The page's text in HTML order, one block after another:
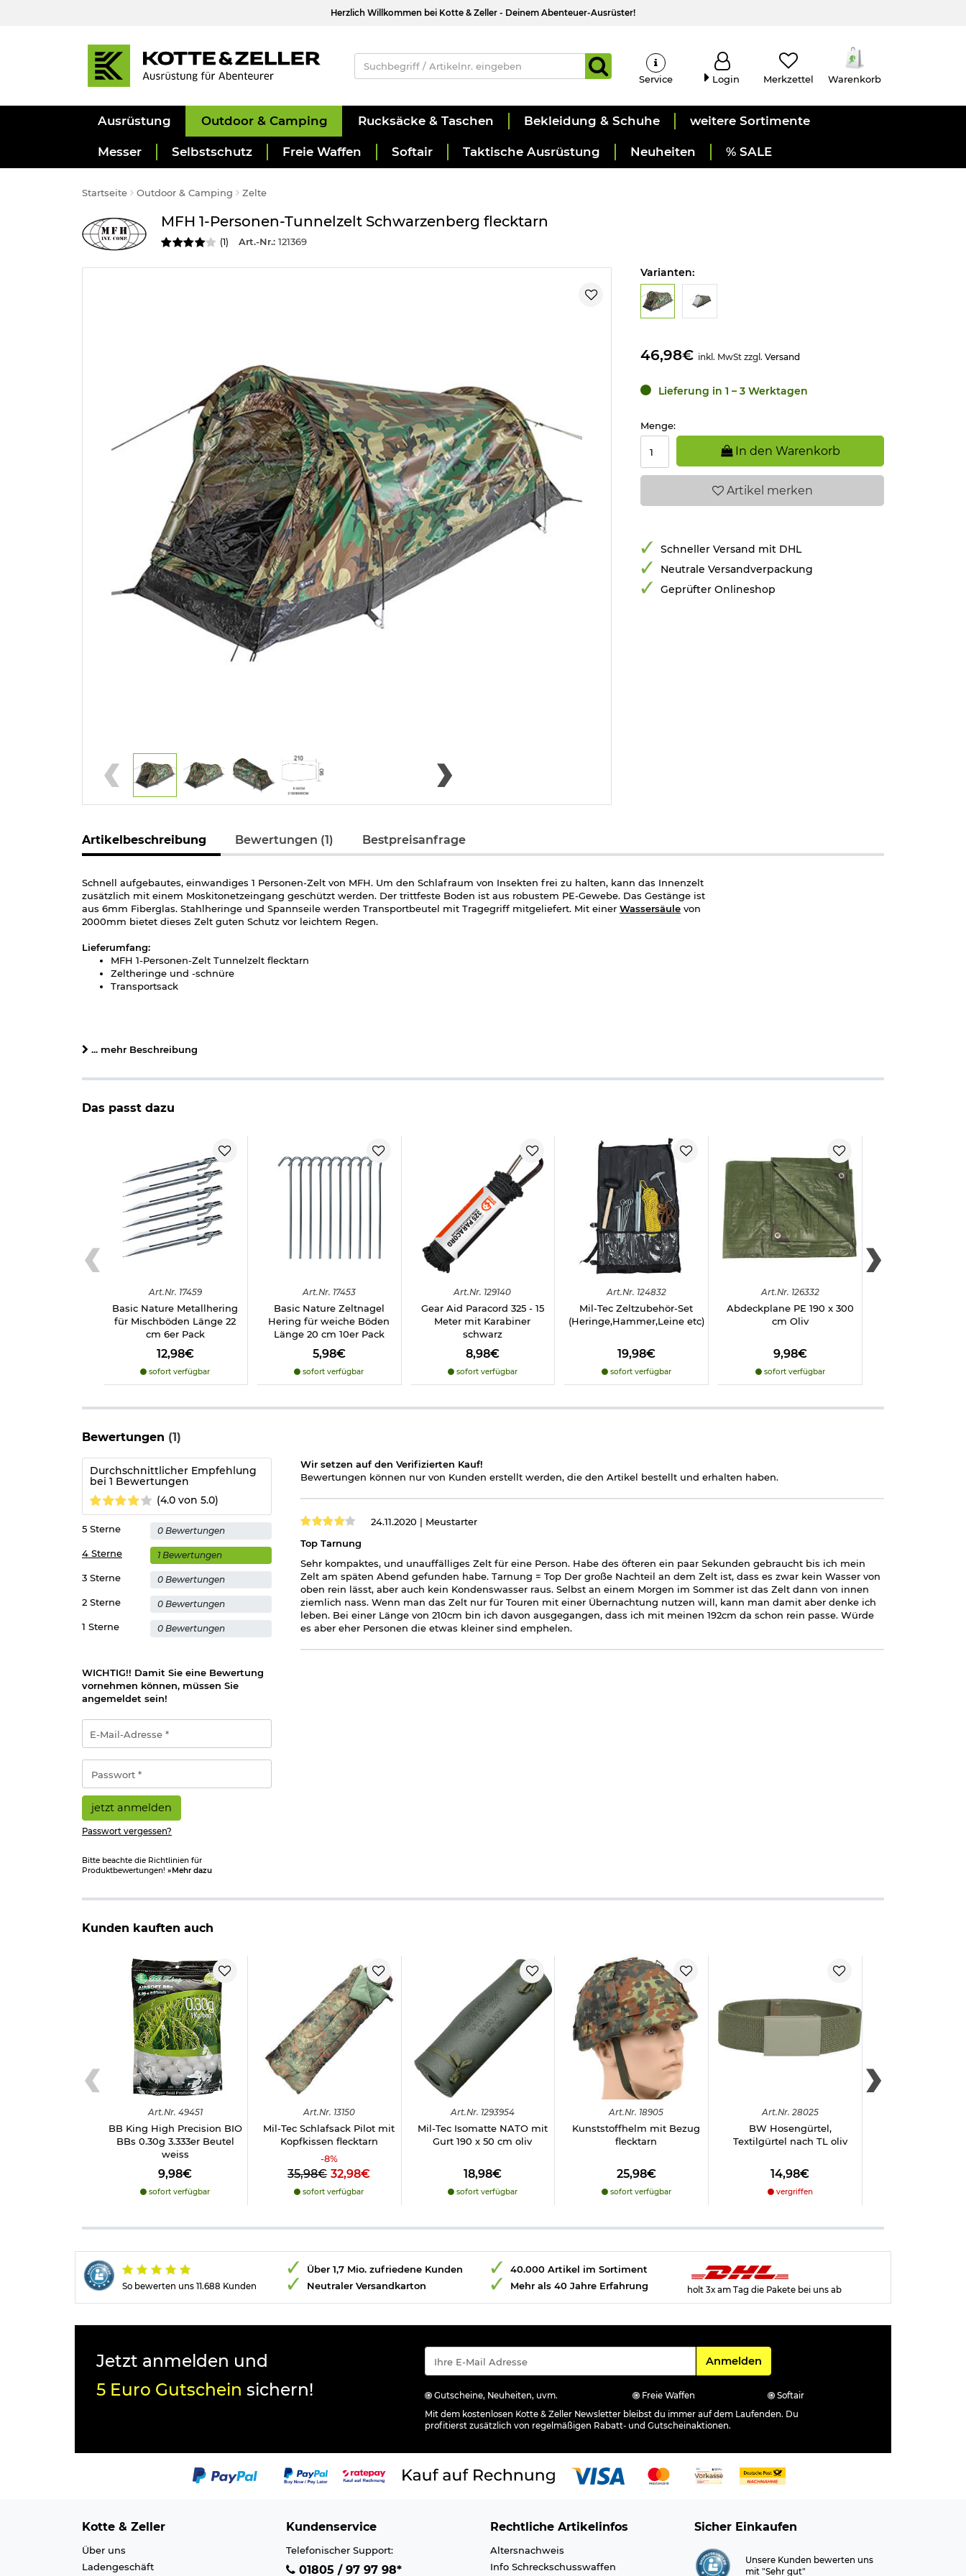
Herzlich Willkommen bei Kotte & Zeller - Deinem Abenteuer-Ausrüster!
Service Login Merkzettel Warenkorb
Ausrüstung Outdoor & Camping Rucksäcke & Taschen Bekleidung & Schuhe weitere Sortimente
Messer Selbstschutz Freie Waffen Softair Taktische Ausrüstung Neuheiten % SALE
Startseite Outdoor & Camping Zelte
MFH 1-Personen-Tunnelzelt Schwarzenberg flecktarn
(1 ) Art.-Nr.:121369
Varianten:
46,98€ inkl. MwSt zzgl.Versand
Lieferung in 1 – 3 Werktagen
Menge:
In den Warenkorb
Artikel merken
Schneller Versand mit DHL
Neutrale Versandverpackung
Geprüfter Onlineshop
Artikelbeschreibung Bewertungen (1) Bestpreisanfrage
Schnell aufgebautes, einwandiges 1 Personen-Zelt von MFH. Um den Schlafraum von Insekten frei zu halten, kann das Innenzelt
zusätzlich mit einem Moskitonetzeingang geschützt werden. Der trittfeste Boden ist aus robustem PE-Gewebe. Das Gestänge ist
aus 6mm Fiberglas. Stahlheringe und Spannseile werden Transportbeutel mit Tragegriff mitgeliefert. Mit einer Wassersäule von
2000mm bietet dieses Zelt guten Schutz vor leichtem Regen.
Lieferumfang:
MFH 1-Personen-Zelt Tunnelzelt flecktarn
Zeltheringe und -schnüre
Transportsack
für 1 Person
Räume: 1 Schlaf- / Wohnraum
kompaktes und leichtes 1 Personen-Zelt
Wassersäule: 2000 mm
Maße: ca-.210 x 90 x 90 cm (LxBxH)
Material Boden: 100% Polyethylen
Material Zelt: 100% Polyester (210D PU-beschichtet)
Farbe: flecktarn
Marke: MFH
Maßangaben:
Maße: 210 x 90 x 90 cm
Packmaß: 60 x 9 x 9 cm
Gewicht: 1300 g
Außenzelt Wassersäule: 2000 mm
Zeltboden Material: trittfestes, robustes PU-Gewebe
INFO Wassersäule:Wassersäule ist das Maß für Wasserdichte mit der Einheit mm. Sie entspricht der Wasserhöhe, die theoretisch
das Material, doch desto mehr Kondenswasser entsteht auch im Zeltinneren. Im Laufe eines Zeltlebens, verändert sich dieser Wert
natürlich.
Herstellerinformationen
... mehr Beschreibung
Das passt dazu
Art.Nr. 17459
Basic Nature Metallhering
für Mischböden Länge 22
cm 6er Pack
12,98€
sofort verfügbar
Art.Nr. 17453
Basic Nature Zeltnagel
Hering für weiche Böden
Länge 20 cm 10er Pack
5,98€
sofort verfügbar
Art.Nr. 129140
Gear Aid Paracord 325 - 15
Meter mit Karabiner
schwarz
8,98€
sofort verfügbar
Art.Nr. 124832
Mil-Tec Zeltzubehör-Set
(Heringe,Hammer,Leine etc)
19,98€
sofort verfügbar
Art.Nr. 126332
Abdeckplane PE 190 x 300
cm Oliv
9,98€
sofort verfügbar
Bewertungen (1)
Durchschnittlicher Empfehlung
bei 1 Bewertungen
(4.0 von 5.0)
1 Sterne 0 Bewertungen
2 Sterne 0 Bewertungen
3 Sterne 0 Bewertungen
4 Sterne 1 Bewertungen
5 Sterne 0 Bewertungen
WICHTIG!! Damit Sie eine Bewertung
vornehmen können, müssen Sie
angemeldet sein!
Mail-
Adresse
*
jetzt anmelden
Passwort vergessen?
Bitte beachte die Richtlinien für
Produktbewertungen! »Mehr dazu
Wir setzen auf den Verifizierten Kauf!
Bewertungen können nur von Kunden erstellt werden, die den Artikel bestellt und erhalten haben.
24.11.2020 | Meustarter
Top Tarnung
Sehr kompaktes, und unauffälliges Zelt für eine Person. Habe des öfteren ein paar Sekunden gebraucht bis ich mein
Zelt am späten Abend gefunden habe. Tarnung = Top Der große Nachteil an dem Zelt ist, dass es zwar kein Wasser von
oben rein lässt, aber auch kein Kondenswasser raus. Selbst an einem Morgen im Sommer ist das Zelt dann von innen
ziemlich nass. Wenn man das Zelt nur für Touren mit einer Übernachtung nutzen will, kann man damit aber denke ich
leben. Bei einer Länge von 210cm bin ich davon ausgegangen, dass ich mit meinen 192cm da schon rein passe. Würde
es aber eher Personen die etwas kleiner sind emphelen.
Kunden kauften auch
Art.Nr. 49451
BB King High Precision BIO
BBs 0.30g 3.333er Beutel
weiss
9,98€
sofort verfügbar
Art.Nr. 13150
Mil-Tec Schlafsack Pilot mit
Kopfkissen flecktarn
-8%
35,98€ 32,98€
sofort verfügbar
Art.Nr. 1293954
Mil-Tec Isomatte NATO mit
Gurt 190 x 50 cm oliv
18,98€
sofort verfügbar
Art.Nr. 18905
Kunststoffhelm mit Bezug
flecktarn
25,98€
sofort verfügbar
Art.Nr. 28025
BW Hosengürtel,
Textilgürtel nach TL oliv
14,98€
vergriffen
So bewerten uns 11.688 Kunden
Über 1,7 Mio. zufriedene Kunden
Neutraler Versandkarton
40.000 Artikel im Sortiment
Mehr als 40 Jahre Erfahrung
holt 3x am Tag die Pakete bei uns ab
Jetzt anmelden und
5 Euro Gutschein sichern!
Für den Newsletter
Anmelden
Gutscheine, Neuheiten, uvm. Freie Waffen
Softair
Mit dem kostenlosen Kotte & Zeller Newsletter bleibst du immer auf dem Laufenden. Du
profitierst zusätzlich von regelmäßigen Rabatt- und Gutscheinaktionen.
Kotte & Zeller
Über uns
Ladengeschäft
Kundenservice
Telefonischer Support:
01805 / 97 97 98*
Rechtliche Artikelinfos
Altersnachweis
Info Schreckschusswaffen
Sicher Einkaufen
Unsere Kunden bewerten uns
mit "Sehr gut"